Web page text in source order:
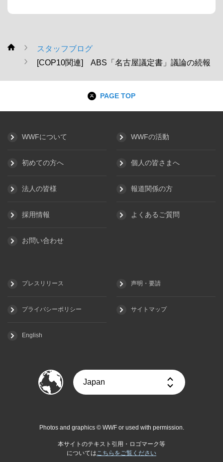
WWF
スタッフブログ
[COP10関連] ABS「名古屋議定書」議論の続報
PAGE TOP
WWFについて WWFの活動
初めての方へ 個人の皆さまへ
法人の皆様 報道関係の方
採用情報 よくあるご質問
お問い合わせ
プレスリリース 声明・要請
プライバシーポリシー サイトマップ
English
Photos and graphics © WWF or used with permission.
本サイトのテキスト引用・ロゴマーク等
については こちらをご覧ください